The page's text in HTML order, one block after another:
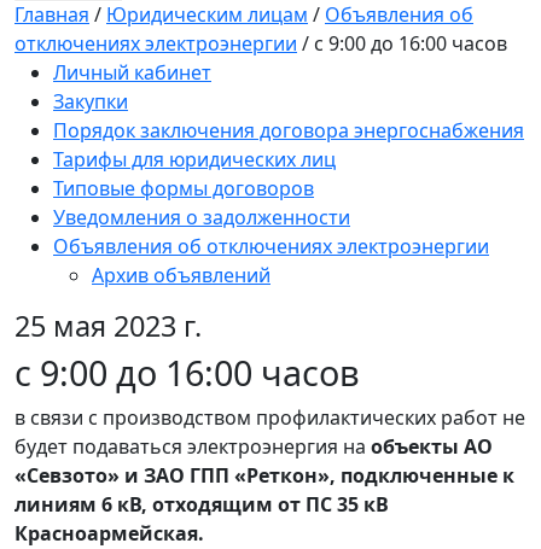
Главная / Юридическим лицам / Объявления об
отключениях электроэнергии / с 9:00 до 16:00 часов
Личный кабинет
Закупки
Порядок заключения договора энергоснабжения
Тарифы для юридических лиц
Типовые формы договоров
Уведомления о задолженности
Объявления об отключениях электроэнергии
Архив объявлений
25 мая 2023 г.
с 9:00 до 16:00 часов
в связи с производством профилактических работ не
будет подаваться электроэнергия на объекты АО
«Севзото» и ЗАО ГПП «Реткон», подключенные к
линиям 6 кВ, отходящим от ПС 35 кВ
Красноармейская.